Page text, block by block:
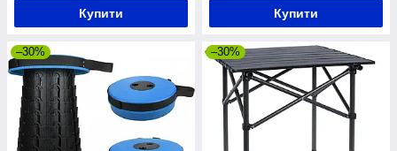
Купити Купити
–30% –30%